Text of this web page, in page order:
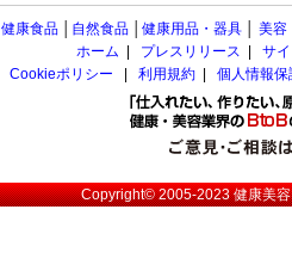
健康食品 自然食品 健康用品・器具 美容
ホーム
プレスリリース
サ
Cookieポリシー
利用規約 個人情報
Copyright© 2005-2023健康美